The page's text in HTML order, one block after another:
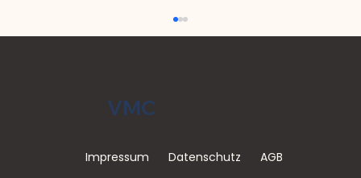
VMC
Impressum Datenschutz AGB